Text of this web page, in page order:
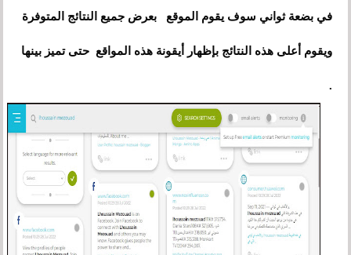
في بضعة ثواني سوف يقوم الموقع بعرض جميع النتائج المتوفرة
ويقوم أعلى هذه النتائج بإظهار أيقونة هذه المواقع حتى تميز بينها
.